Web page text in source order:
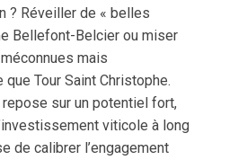
? Réveiller de « belles
Bellefont-Belcier ou miser
mais
Tour Saint Christophe.
sur un potentiel fort,
viticole à long
de calibrer l’engagement